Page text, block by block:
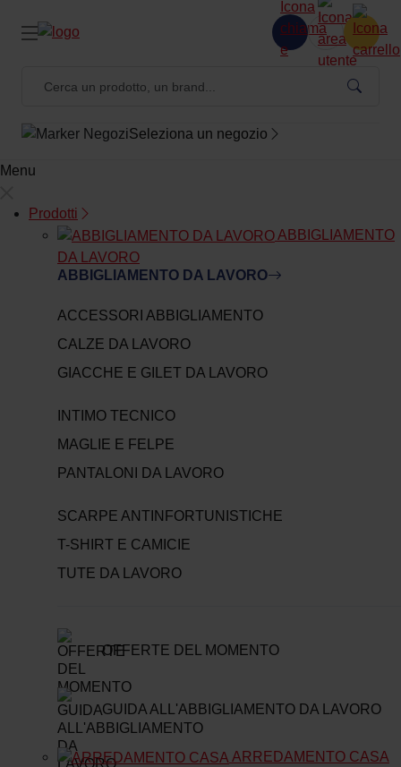
Seleziona un negozio
Menu
Prodotti
ABBIGLIAMENTO
DA LAVORO
ABBIGLIAMENTO DA LAVORO
ACCESSORI ABBIGLIAMENTO
CALZE DA LAVORO
GIACCHE E GILET DA LAVORO
INTIMO TECNICO
MAGLIE E FELPE
PANTALONI DA LAVORO
SCARPE ANTINFORTUNISTICHE
T-SHIRT E CAMICIE
TUTE DA LAVORO
OFFERTE DEL MOMENTO
GUIDA ALL'ABBIGLIAMENTO DA LAVORO
ARREDAMENTO CASA